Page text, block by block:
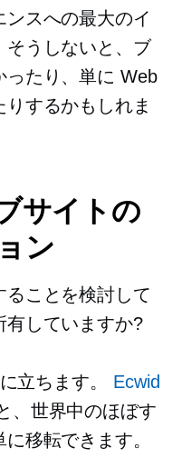
ンスへの最大のイ
そうしないと、ブ
ったり、単に Web
するかもしれま
サイトの
ン
ることを検討して
有していますか?
立ちます。 Ecwid
、世界中のほぼす
移転できます。